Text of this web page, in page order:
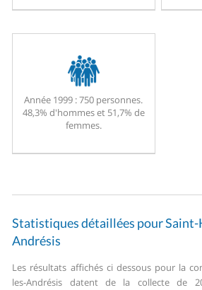
Année 1999 :750 personnes.
48,3% d'hommes et 51,7% de
femmes.
Statistiques détaillées pour
Andrésis
Les résultats affichés ci dessous pour la
les-Andrésis datent de la collecte de